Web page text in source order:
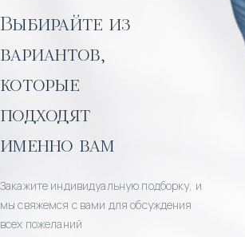
Выбирайте из
вариантов,
которые
подходят
именно вам
Закажите индивидуальную подборку, и
мы свяжемся с вами для обсуждения
всех пожеланий